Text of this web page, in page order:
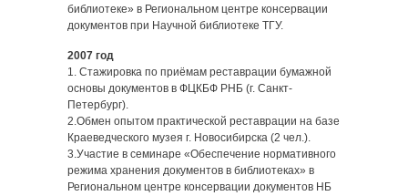
библиотеке» в Региональном центре консервации
документов при Научной библиотеке ТГУ.
2007 год
1. Стажировка по приёмам реставрации бумажной
основы документов в ФЦКБФ РНБ (г. Санкт-
Петербург).
2.Обмен опытом практической реставрации на базе
Краеведческого музея г. Новосибирска (2 чел.).
3.Участие в семинаре «Обеспечение нормативного
режима хранения документов в библиотеках» в
Региональном центре консервации документов НБ